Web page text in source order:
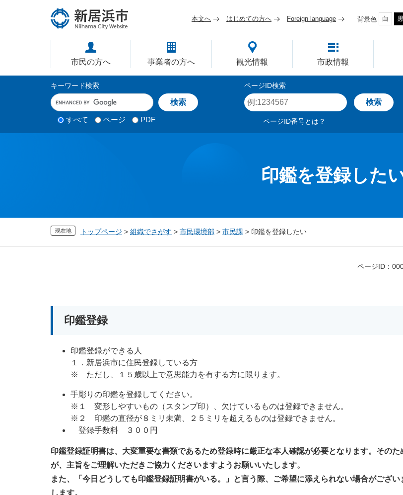
で
ば
本文へ はじめての方へ Foreign language 背景色 白
市民の方へ 事業者の方へ 観光情報 市政情報
キーワード検索
キ
ー
検 すべて ページ PDF
ページID検索
ペ
ー
ページID番号とは？
印鑑を登録した
現在地 トップページ > 組織でさがす > 市民環境部 > 市民課 > 印鑑を登録したい
ページID：
印鑑登録
印鑑登録ができる人
１．新居浜市に住民登録している方
※ ただし、１５歳以上で意思能力を有する方に限ります。
手彫りの印鑑を登録してください。
※１ 変形しやすいもの（スタンプ印）、欠けているものは登録できません。
※２ 印鑑の直径が８ミリ未満、２５ミリを超えるものは登録できません。
登録手数料 ３００円
印鑑登録証明書は、大変重要な書類であるため登録時に厳正な本人確認が必要となります。その
が、主旨をご理解いただきご協力くださいますようお願いいたします。
また、「今日どうしても印鑑登録証明書がいる。」と言う際、ご希望に添えられない場合がござ
します。